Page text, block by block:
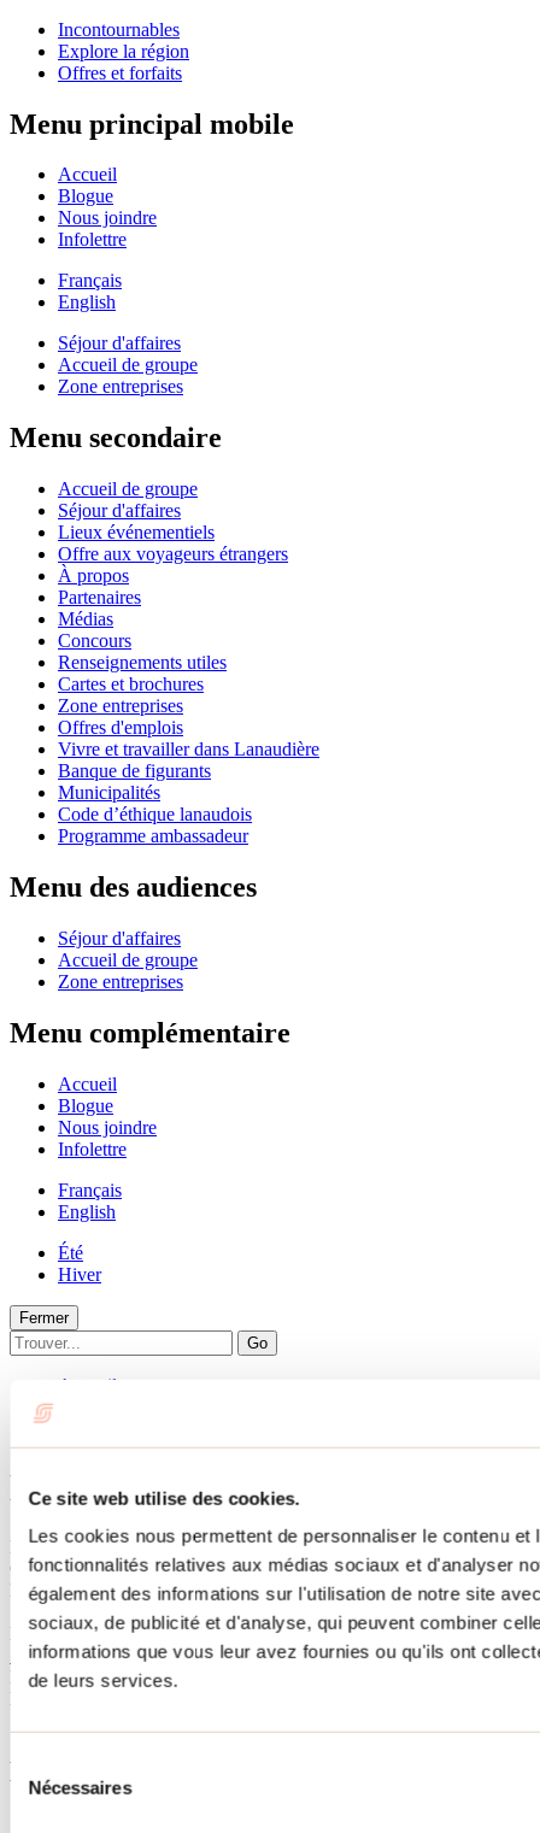
Ce site web utilise des cookies.
Les cookies nous permettent de personnaliser le contenu
fonctionnalités relatives aux médias sociaux et d'analyser
également des informations sur l'utilisation de notre site
sociaux, de publicité et d'analyse, qui peuvent combiner
informations que vous leur avez fournies ou qu'ils ont
de leurs services.
Sélection
Nécessaires
Incontournables
Explore la région
Offres et forfaits
Menu principal mobile
Accueil
Blogue
Nous joindre
Infolettre
Français
English
Séjour d'affaires
Accueil de groupe
Zone entreprises
Menu secondaire
Accueil de groupe
Séjour d'affaires
Lieux événementiels
Offre aux voyageurs étrangers
À propos
Partenaires
Médias
Concours
Renseignements utiles
Cartes et brochures
Zone entreprises
Offres d'emplois
Vivre et travailler dans Lanaudière
Banque de figurants
Municipalités
Code d’éthique lanaudois
Programme ambassadeur
Menu des audiences
Séjour d'affaires
Accueil de groupe
Zone entreprises
Menu complémentaire
Accueil
Blogue
Nous joindre
Infolettre
Français
English
Été
Hiver
Fermer
Go
Accueil
LE ST-CHARLES
Mandeville
Chalets
LE ST-CHARLES
140 rue Bouvier
Mandeville, QC J0K1L0
514 968-8409
No d'enregistrement302860
Besoin d'information?
Menu pied de page